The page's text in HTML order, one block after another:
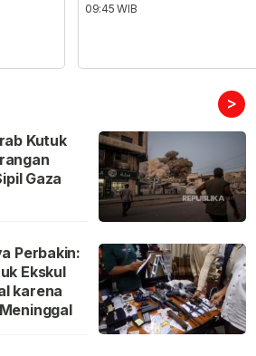
09:45 WIB
>
Kutuk
Gaza
Perbakin:
Ekskul
karena